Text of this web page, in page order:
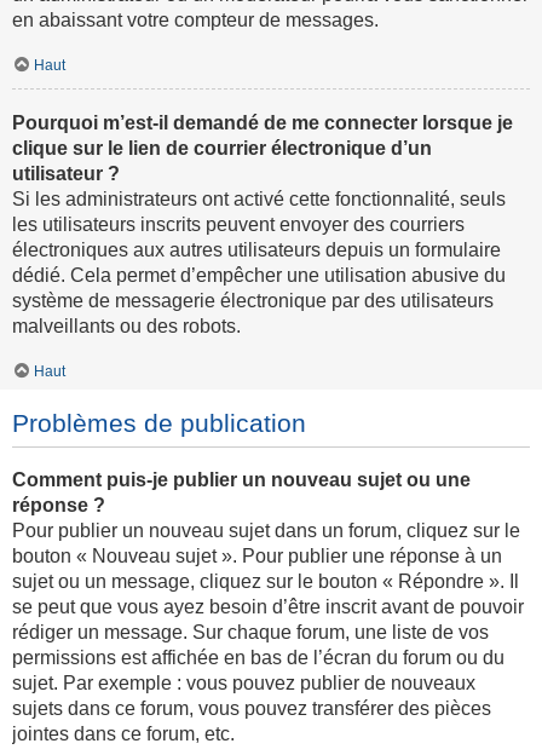
en abaissant votre compteur de messages.
Haut
Pourquoi m’est-il demandé de me connecter lorsque je
clique sur le lien de courrier électronique d’un
utilisateur ?
Si les administrateurs ont activé cette fonctionnalité, seuls
les utilisateurs inscrits peuvent envoyer des courriers
électroniques aux autres utilisateurs depuis un formulaire
dédié. Cela permet d’empêcher une utilisation abusive du
système de messagerie électronique par des utilisateurs
malveillants ou des robots.
Haut
Problèmes de publication
Comment puis-je publier un nouveau sujet ou une
réponse ?
Pour publier un nouveau sujet dans un forum, cliquez sur le
bouton « Nouveau sujet ». Pour publier une réponse à un
sujet ou un message, cliquez sur le bouton « Répondre ». Il
se peut que vous ayez besoin d’être inscrit avant de pouvoir
rédiger un message. Sur chaque forum, une liste de vos
permissions est affichée en bas de l’écran du forum ou du
sujet. Par exemple : vous pouvez publier de nouveaux
sujets dans ce forum, vous pouvez transférer des pièces
jointes dans ce forum, etc.